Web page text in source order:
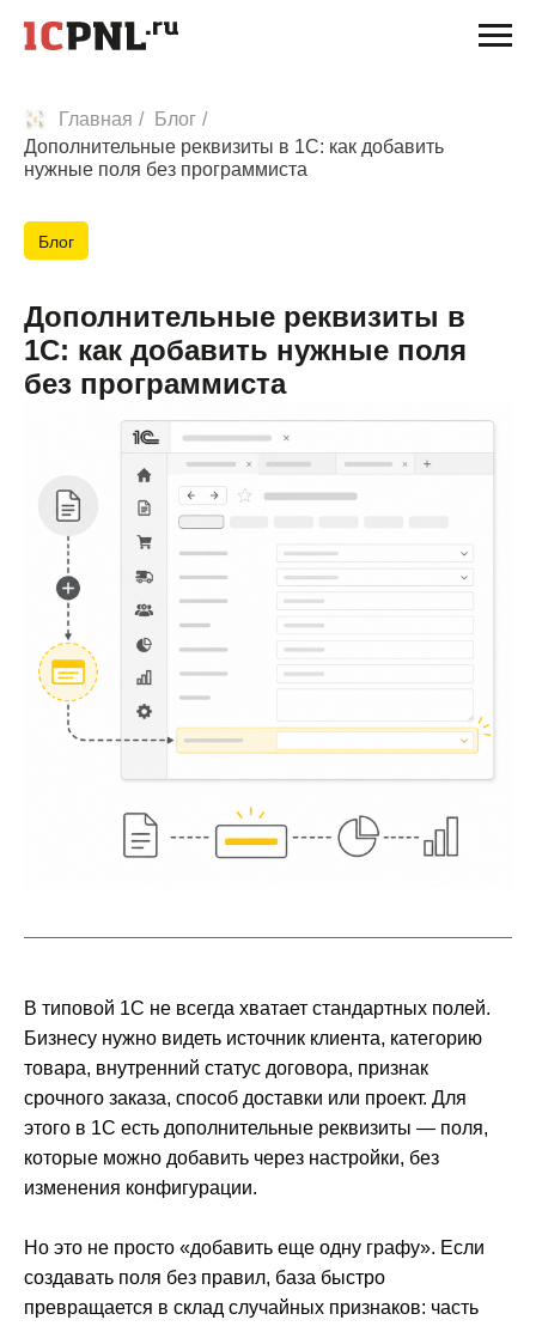
Главная / Блог /
Дополнительные реквизиты в 1С: как добавить
нужные поля без программиста
Блог
Дополнительные реквизиты в
1С: как добавить нужные поля
без программиста
В типовой 1С не всегда хватает стандартных полей.
Бизнесу нужно видеть источник клиента, категорию
товара, внутренний статус договора, признак
срочного заказа, способ доставки или проект. Для
этого в 1С есть дополнительные реквизиты — поля,
которые можно добавить через настройки, без
изменения конфигурации.
Но это не просто «добавить еще одну графу». Если
создавать поля без правил, база быстро
превращается в склад случайных признаков: часть